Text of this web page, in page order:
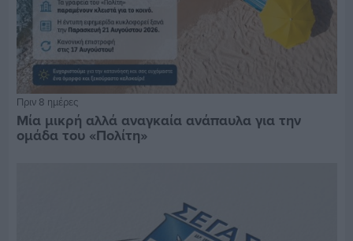
Πριν 8 ημέρες
Μία μικρή αλλά αναγκαία ανάπαυλα για την
ομάδα του «Πολίτη»